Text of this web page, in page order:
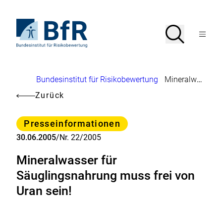
Seiteninhalt
springenStartseite
von
Suche
SucheMenü
Brotkrumennavigation
Bundesinstitut für Risikobewertung
Mineralwasser für Säuglingsnahrung muss frei von Uran sein!
Zurück
Kategorie
Presseinformationen
30.06.2005/Nr. 22/2005
Mineralwasser für
Säuglingsnahrung muss frei von
Uran sein!